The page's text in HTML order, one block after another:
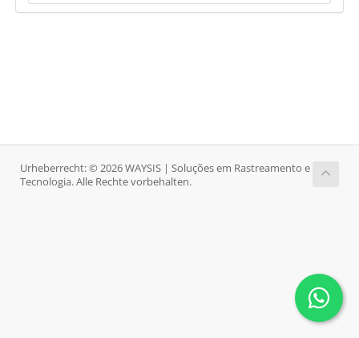
Urheberrecht: © 2026 WAYSIS | Soluções em Rastreamento e
Tecnologia. Alle Rechte vorbehalten.